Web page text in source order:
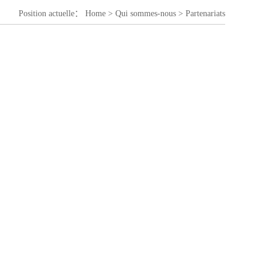
Position actuelle： Home > Qui sommes-nous > Partenariats